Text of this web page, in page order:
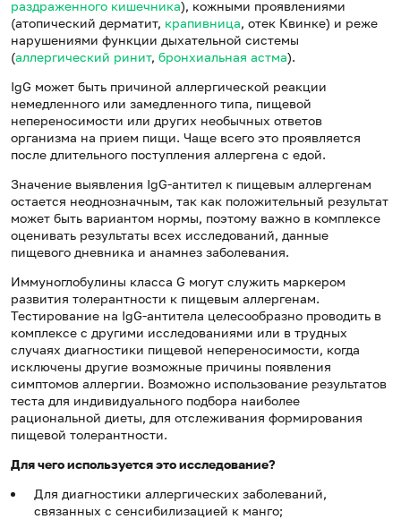
раздраженного кишечника), кожными проявлениями
(атопический дерматит, крапивница, отек Квинке) и реже
нарушениями функции дыхательной системы
(аллергический ринит, бронхиальная астма).
IgG может быть причиной аллергической реакции
немедленного или замедленного типа, пищевой
непереносимости или других необычных ответов
организма на прием пищи. Чаще всего это проявляется
после длительного поступления аллергена с едой.
Значение выявления IgG-антител к пищевым аллергенам
остается неоднозначным, так как положительный результат
может быть вариантом нормы, поэтому важно в комплексе
оценивать результаты всех исследований, данные
пищевого дневника и анамнез заболевания.
Иммуноглобулины класса G могут служить маркером
развития толерантности к пищевым аллергенам.
Тестирование на IgG-антитела целесообразно проводить в
комплексе с другими исследованиями или в трудных
случаях диагностики пищевой непереносимости, когда
исключены другие возможные причины появления
симптомов аллергии. Возможно использование результатов
теста для индивидуального подбора наиболее
рациональной диеты, для отслеживания формирования
пищевой толерантности.
Для чего используется это исследование?
Для диагностики аллергических заболеваний,
связанных с сенсибилизацией к манго;